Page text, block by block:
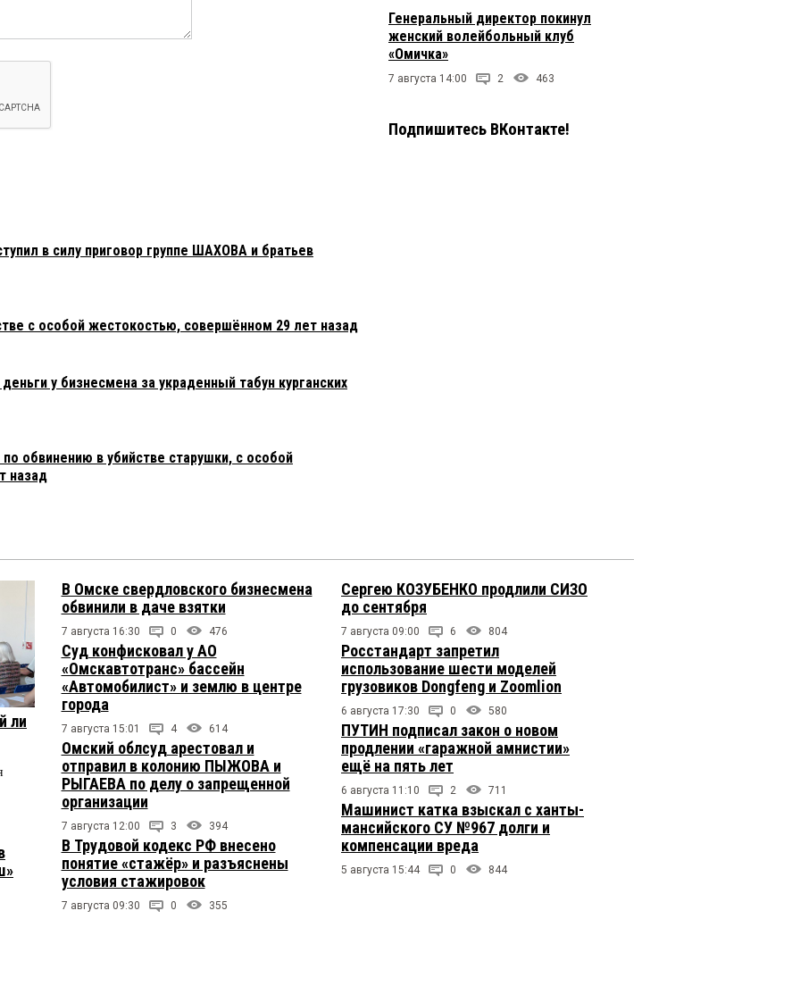
в силу приговор группе ШАХОВА и братьев
с особой жестокостью, совершённом 29 лет назад
у бизнесмена за украденный табун курганских
обвинению в убийстве старушки, с особой
назад
Генеральный директор покинул
женский волейбольный клуб
«Омичка»
7 августа 14:00 2 463
Подпишитесь ВКонтакте!
ли
В Омске свердловского бизнесмена
обвинили в даче взятки
7 августа 16:30 0 476
Суд конфисковал у АО
«Омскавтотранс» бассейн
«Автомобилист» и землю в центре
города
7 августа 15:01 4 614
Омский облсуд арестовал и
отправил в колонию ПЫЖОВА и
РЫГАЕВА по делу о запрещенной
организации
7 августа 12:00 3 394
В Трудовой кодекс РФ внесено
понятие «стажёр» и разъяснены
условия стажировок
7 августа 09:30 0 355
Сергею КОЗУБЕНКО продлили СИЗО
до сентября
7 августа 09:00 6 804
Росстандарт запретил
использование шести моделей
грузовиков Dongfeng и Zoomlion
6 августа 17:30 0 580
ПУТИН подписал закон о новом
продлении «гаражной амнистии»
ещё на пять лет
6 августа 11:10 2 711
Машинист катка взыскал с ханты-
мансийского СУ №967 долги и
компенсации вреда
5 августа 15:44 0 844